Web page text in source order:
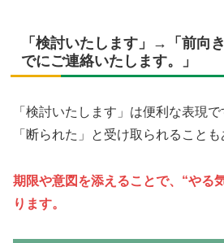
「検討いたします」→「前向
でにご連絡いたします。」
「検討いたします」は便利な表現
「断られた」と受け取られることも
期限や意図を添えることで、“やる
ります。